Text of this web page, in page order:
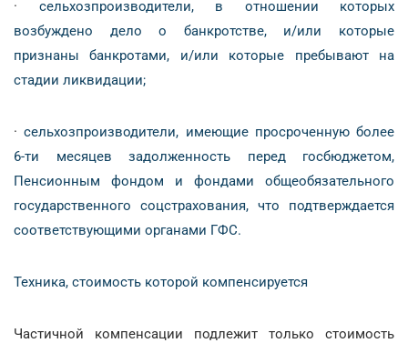
· сельхозпроизводители, в отношении которых
возбуждено дело о банкротстве, и/или которые
признаны банкротами, и/или которые пребывают на
стадии ликвидации;
·сельхозпроизводители, имеющие просроченную более
6-ти месяцев задолженность перед госбюджетом,
Пенсионным фондом и фондами общеобязательного
государственного соцстрахования, что подтверждается
соответствующими органами ГФС.
Техника, стоимость которой компенсируется
Частичной компенсации подлежит только стоимость